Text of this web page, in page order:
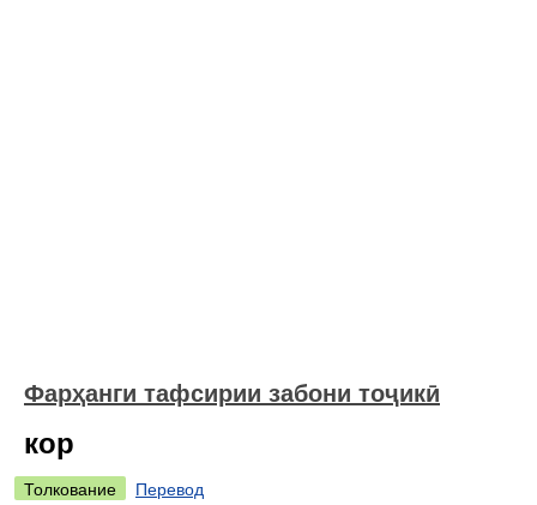
Фарҳанги тафсирии забони тоҷикӣ
кор
Толкование
Перевод